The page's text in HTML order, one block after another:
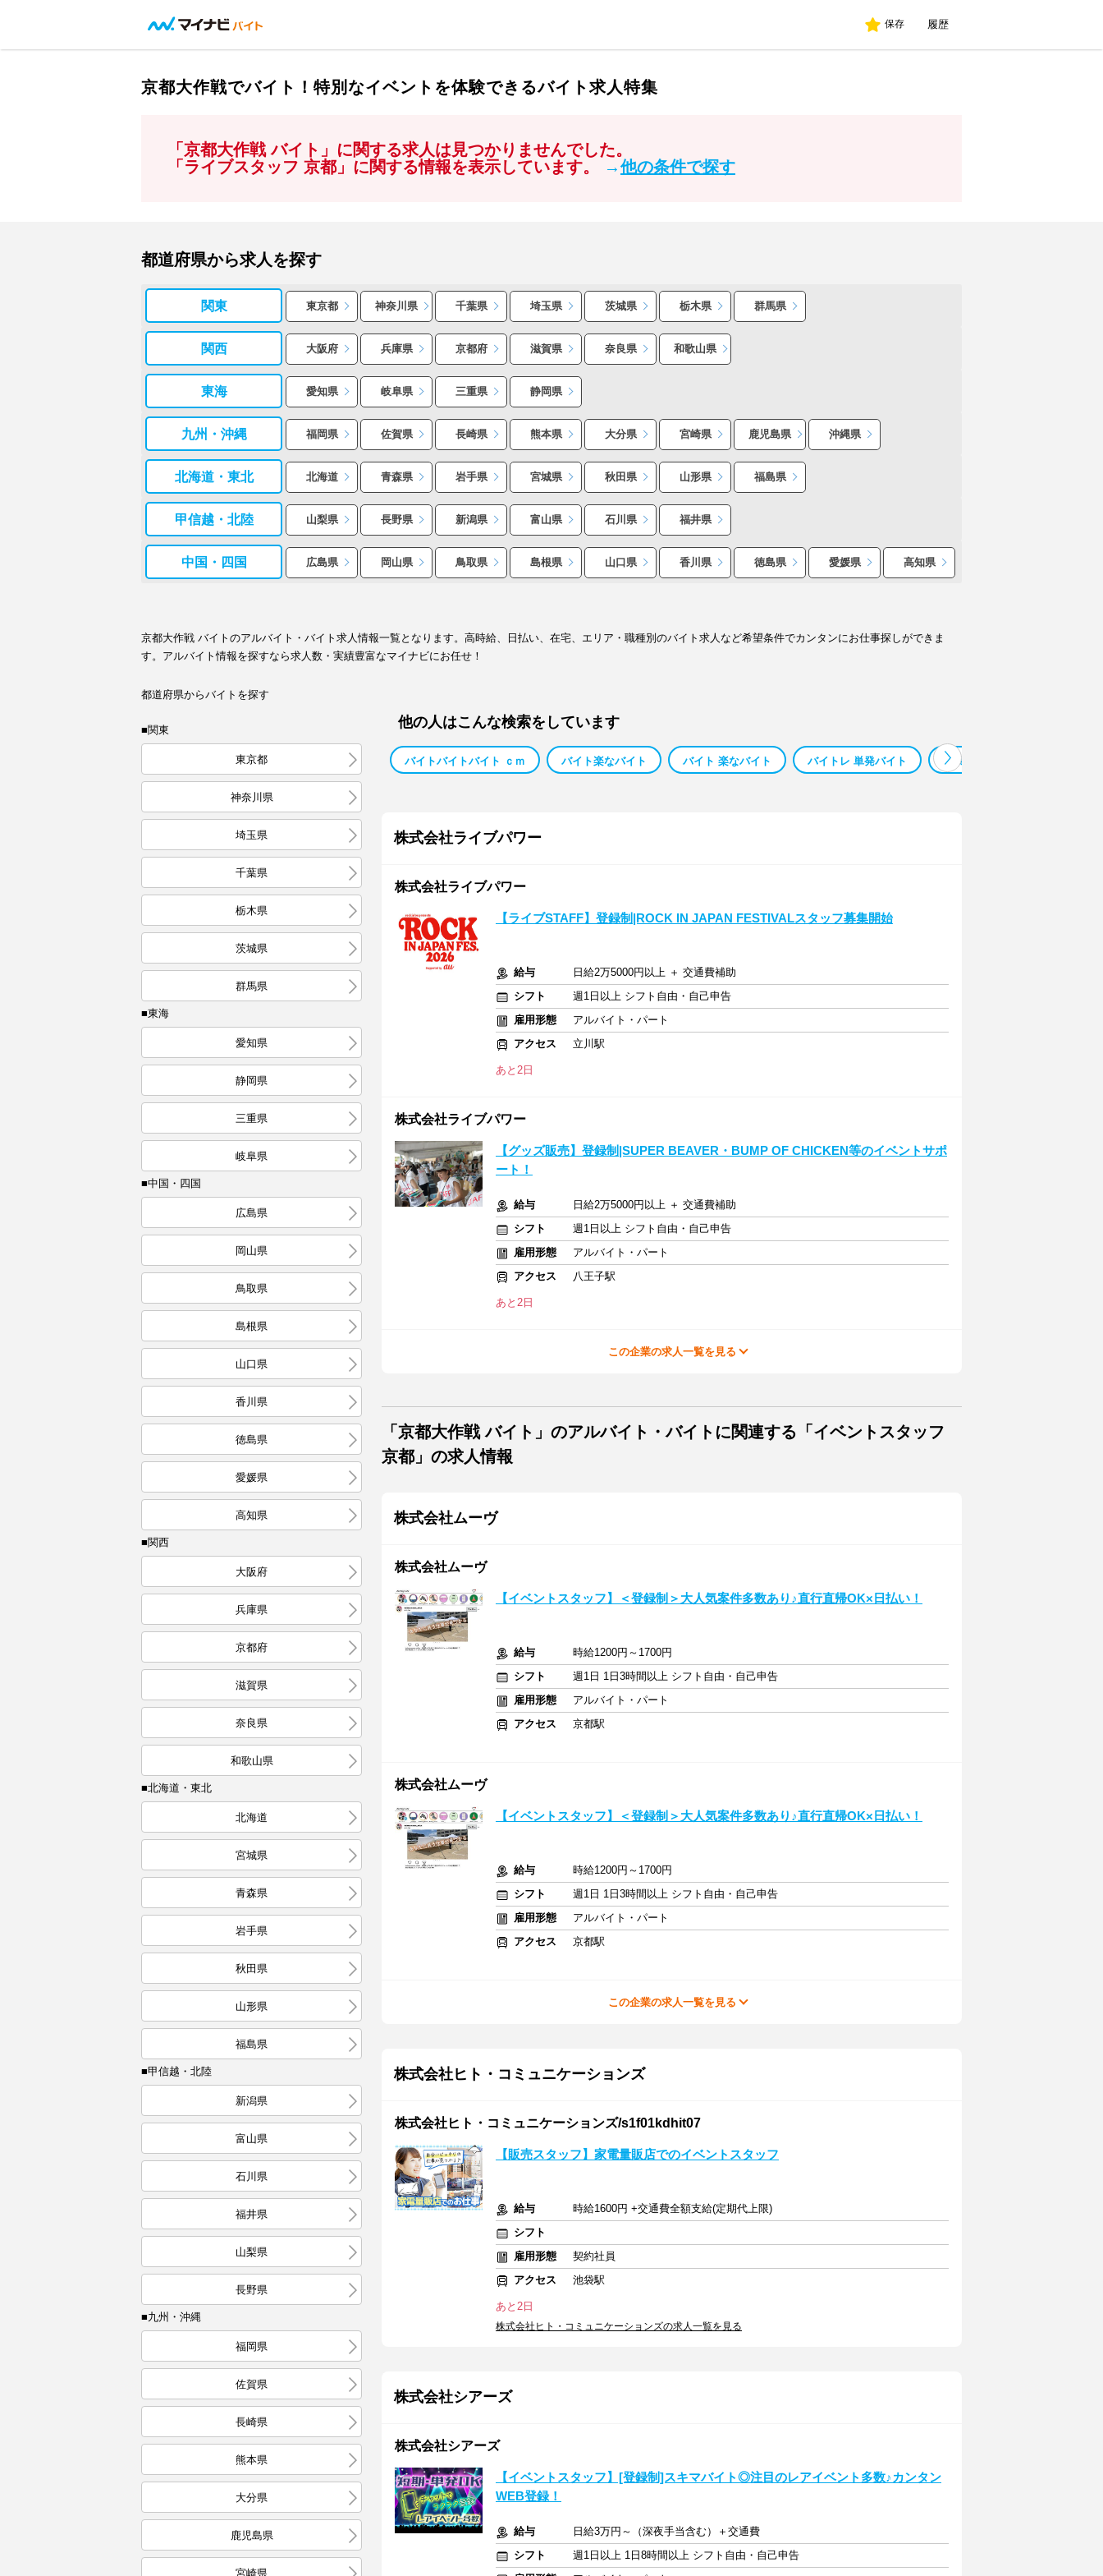
保存 履歴
京都大作戦でバイト！特別なイベントを体験できるバイト求人特集
「京都大作戦 バイト」に関する求人は見つかりませんでした。
「ライブスタッフ 京都」に関する情報を表示しています。
→他の条件で探す
都道府県から求人を探す
関東 東京都 神奈川県 千葉県 埼玉県 茨城県 栃木県 群馬県
関西 大阪府 兵庫県 京都府 滋賀県 奈良県 和歌山県
東海 愛知県 岐阜県 三重県 静岡県
九州・沖縄 福岡県 佐賀県 長崎県 熊本県 大分県 宮崎県 鹿児島県 沖縄県
北海道・東北 北海道 青森県 岩手県 宮城県 秋田県 山形県 福島県
甲信越・北陸 山梨県 長野県 新潟県 富山県 石川県 福井県
中国・四国 広島県 岡山県 鳥取県 島根県 山口県 香川県 徳島県 愛媛県 高知県
京都大作戦 バイトのアルバイト・バイト求人情報一覧となります。高時給、日払い、在宅、エリア・職種別のバイト求人など希望条件でカンタンにお仕事探しができま
す。アルバイト情報を探すなら求人数・実績豊富なマイナビにお任せ！
都道府県からバイトを探す
■関東
東京都
神奈川県
埼玉県
千葉県
栃木県
茨城県
群馬県
■東海
愛知県
静岡県
三重県
岐阜県
■中国・四国
広島県
岡山県
鳥取県
島根県
山口県
香川県
徳島県
愛媛県
高知県
■関西
大阪府
兵庫県
京都府
滋賀県
奈良県
和歌山県
■北海道・東北
北海道
宮城県
青森県
岩手県
秋田県
山形県
福島県
■甲信越・北陸
新潟県
富山県
石川県
福井県
山梨県
長野県
■九州・沖縄
福岡県
佐賀県
長崎県
熊本県
大分県
鹿児島県
宮崎県
他の人はこんな検索をしています
バイトバイトバイト ｃｍ バイト楽なバイト バイト 楽なバイト バイトレ 単発バイト 深夜バイト 楽なバイト
株式会社ライブパワー
株式会社ライブパワー
【ライブSTAFF】登録制|ROCK IN JAPAN FESTIVALスタッフ募集開始
給与
日給2万5000円以上 ＋ 交通費補助
シフト
週1日以上 シフト自由・自己申告
雇用形態
アルバイト・パート
アクセス
立川駅
あと2日
株式会社ライブパワー
【グッズ販売】登録制|SUPER BEAVER・BUMP OF CHICKEN等のイベントサポ
ート！
給与
日給2万5000円以上 ＋ 交通費補助
シフト
週1日以上 シフト自由・自己申告
雇用形態
アルバイト・パート
アクセス
八王子駅
あと2日
この企業の求人一覧を見る
「京都大作戦 バイト」のアルバイト・バイトに関連する「イベントスタッフ
京都」の求人情報
株式会社ムーヴ
株式会社ムーヴ
【イベントスタッフ】＜登録制＞大人気案件多数あり♪直行直帰OK×日払い！
給与
時給1200円～1700円
シフト
週1日 1日3時間以上 シフト自由・自己申告
雇用形態
アルバイト・パート
アクセス
京都駅
株式会社ムーヴ
【イベントスタッフ】＜登録制＞大人気案件多数あり♪直行直帰OK×日払い！
給与
時給1200円～1700円
シフト
週1日 1日3時間以上 シフト自由・自己申告
雇用形態
アルバイト・パート
アクセス
京都駅
この企業の求人一覧を見る
株式会社ヒト・コミュニケーションズ
株式会社ヒト・コミュニケーションズ/s1f01kdhit07
【販売スタッフ】家電量販店でのイベントスタッフ
給与
時給1600円 +交通費全額支給(定期代上限)
シフト
雇用形態
契約社員
アクセス
池袋駅
あと2日
株式会社ヒト・コミュニケーションズの求人一覧を見る
株式会社シアーズ
株式会社シアーズ
【イベントスタッフ】[登録制]スキマバイト◎注目のレアイベント多数♪カンタン
WEB登録！
給与
日給3万円～（深夜手当含む）＋交通費
シフト
週1日以上 1日8時間以上 シフト自由・自己申告